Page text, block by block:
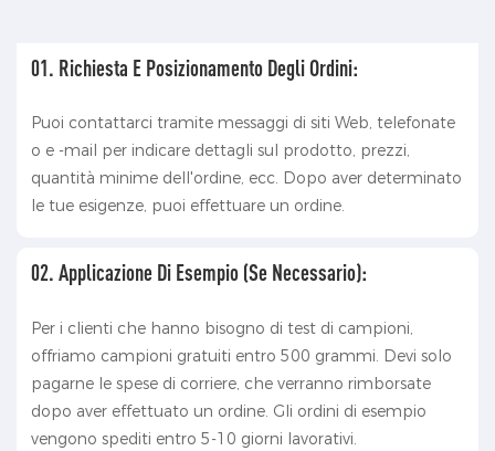
01. Richiesta E Posizionamento Degli Ordini:
Puoi contattarci tramite messaggi di siti Web, telefonate
o e -mail per indicare dettagli sul prodotto, prezzi,
quantità minime dell'ordine, ecc. Dopo aver determinato
le tue esigenze, puoi effettuare un ordine.
02. Applicazione Di Esempio (se Necessario):
Per i clienti che hanno bisogno di test di campioni,
offriamo campioni gratuiti entro 500 grammi. Devi solo
pagarne le spese di corriere, che verranno rimborsate
dopo aver effettuato un ordine. Gli ordini di esempio
vengono spediti entro 5-10 giorni lavorativi.